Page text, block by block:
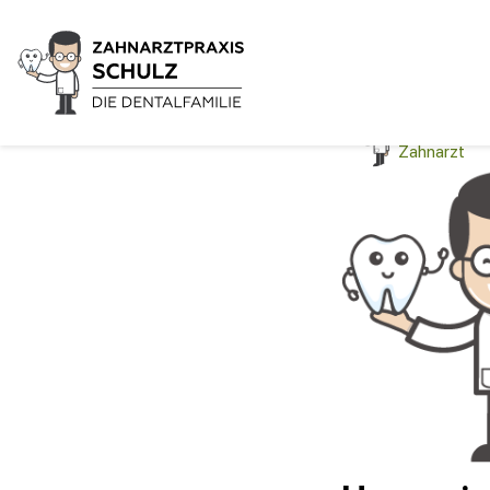
Zahnarzt